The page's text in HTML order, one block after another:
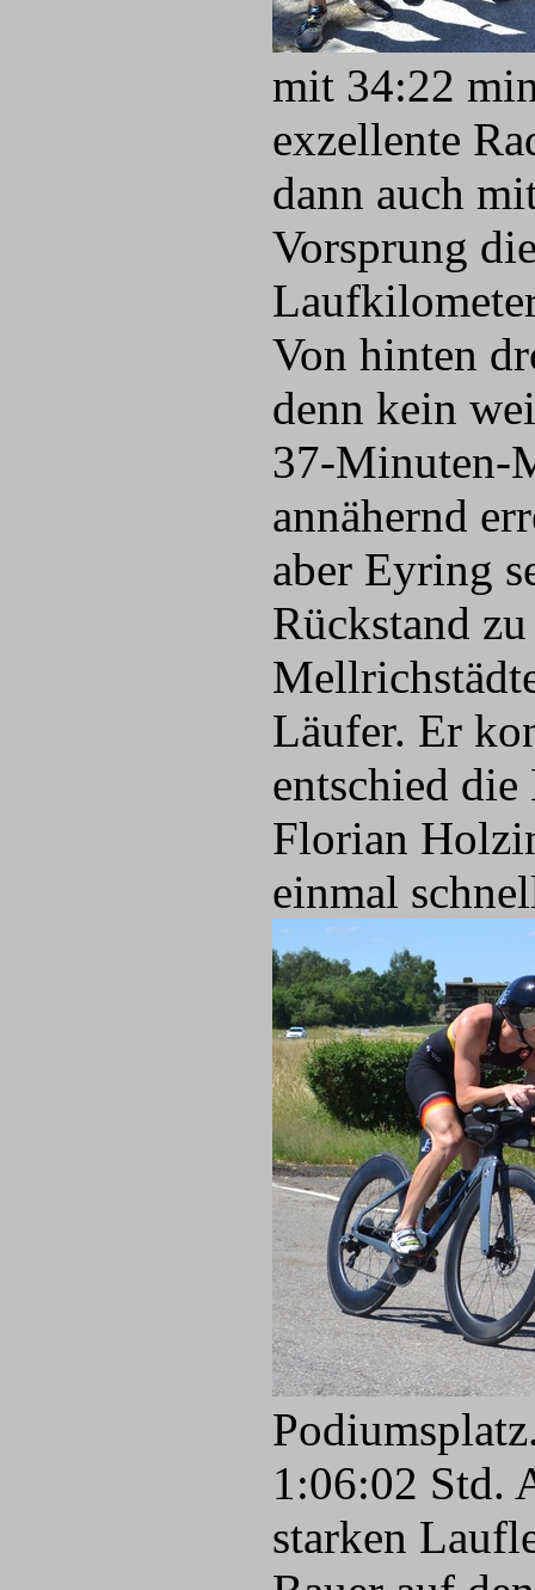
mit 34:22
exzellente
dann auch
Vorsprung
Von hinten
denn kein
37-Minuten-
annähernd
aber Eyring
Rückstand
Läufer. Er
entschied
Florian
einmal
1:06:02 Std.
starken